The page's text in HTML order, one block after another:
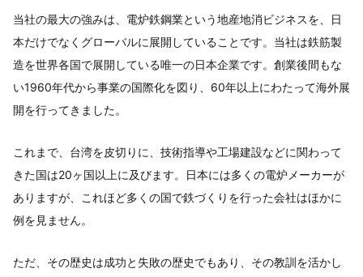
当社の最大の強みは、電炉鉄鋼業という地産地消ビジネスを、日
本だけでなくグローバルに展開していることです。当社は鉄筋製
造を世界各国で展開している唯一の日本企業です。創業後間もな
い1960年代から事業の国際化を図り、60年以上にわたって海外展
開を行ってきました。
これまで、台湾を皮切りに、技術指導や工場建設などに関わって
きた国は20ヶ国以上に及びます。日本には多くの電炉メーカーが
ありますが、これほど多くの国で鉄づくりを行った会社はほかに
例を見ません。
ただ、その歴史は成功と失敗の歴史でもあり、その教訓を活かし